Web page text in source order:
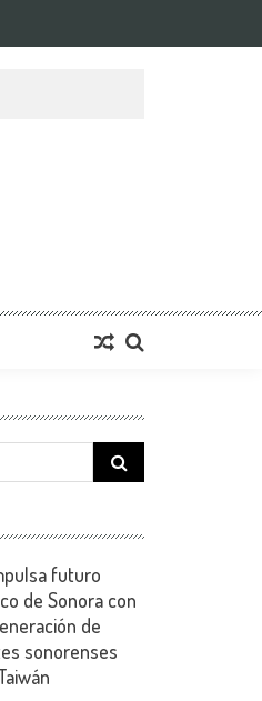
Search
for:
futuro
de Sonora con
de
sonorenses